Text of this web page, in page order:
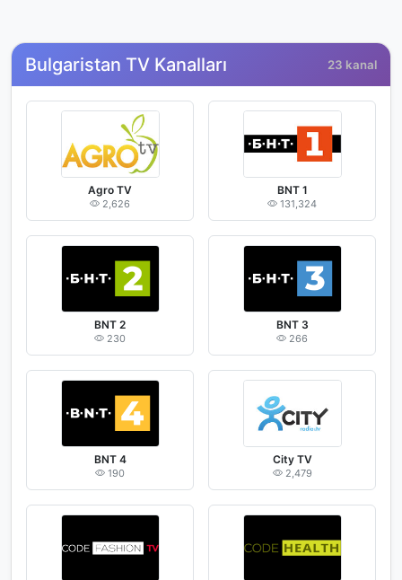
Bulgaristan TV Kanalları 23 kanal
Agro TV
2,626
BNT 1
131,324
BNT 2
230
BNT 3
266
BNT 4
190
City TV
2,479